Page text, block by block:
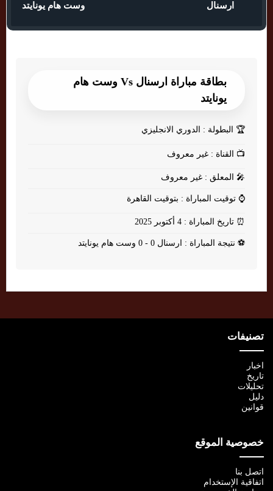
ارسنال وست هام يونايتد
بطاقة مباراة ارسنال Vs وست هام
يونايتد
🏆 البطولة : الدوري الانجليزي
📺 القناة : غير معروف
🎤 المعلق : غير معروف
⌚ توقيت المباراة : بتوقيت القاهرة
⏰ تاريخ المباراة : 4 أكتوبر 2025
⚽ نتيجة المباراة : ارسنال 0 - 0 وست هام يونايتد
تصنيفات
اخبار
تاريخ
تحليلات
دليل
قوانين
خصوصية الموقع
اتصل بنا
اتفاقية الإستخدام